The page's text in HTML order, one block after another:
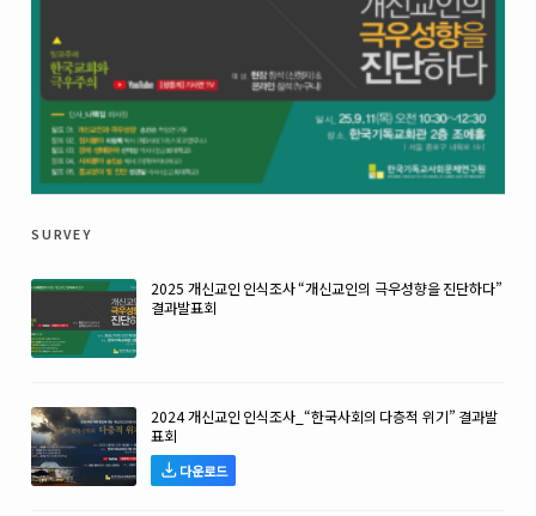
survey
2025 개신교인 인식조사 “개신교인의 극우성향을 진단하다”
결과발표회
2024 개신교인 인식조사_“한국사회의 다층적 위기” 결과발
표회
다운로드